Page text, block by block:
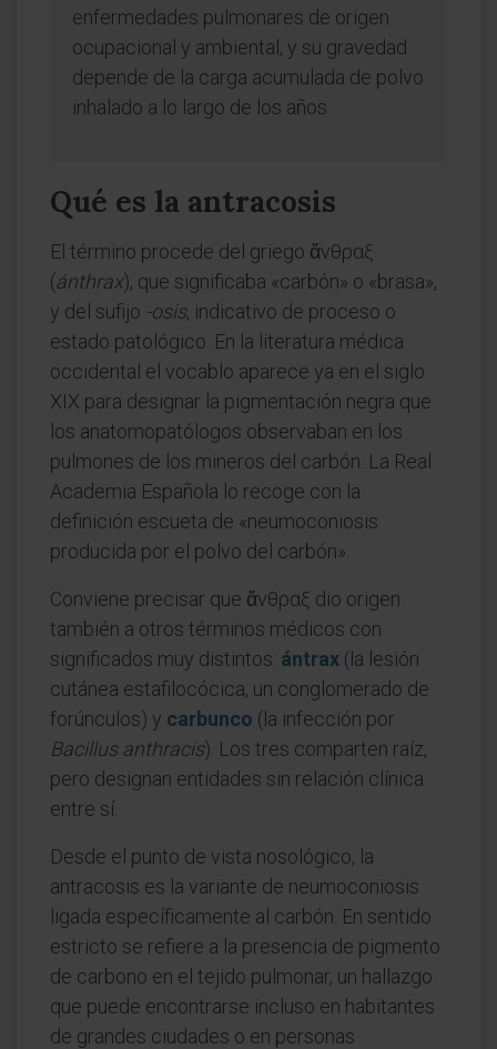
enfermedades pulmonares de origen
ocupacional y ambiental, y su gravedad
depende de la carga acumulada de polvo
inhalado a lo largo de los años.
Qué es la antracosis
El término procede del griego ἄνθραξ
(ánthrax), que significaba «carbón» o «brasa»,
y del sufijo -osis, indicativo de proceso o
estado patológico. En la literatura médica
occidental el vocablo aparece ya en el siglo
XIX para designar la pigmentación negra que
los anatomopatólogos observaban en los
pulmones de los mineros del carbón. La Real
Academia Española lo recoge con la
definición escueta de «neumoconiosis
producida por el polvo del carbón».
Conviene precisar que ἄνθραξ dio origen
también a otros términos médicos con
significados muy distintos: ántrax (la lesión
cutánea estafilocócica, un conglomerado de
forúnculos) y carbunco (la infección por
Bacillus anthracis). Los tres comparten raíz,
pero designan entidades sin relación clínica
entre sí.
Desde el punto de vista nosológico, la
antracosis es la variante de neumoconiosis
ligada específicamente al carbón. En sentido
estricto se refiere a la presencia de pigmento
de carbono en el tejido pulmonar, un hallazgo
que puede encontrarse incluso en habitantes
de grandes ciudades o en personas